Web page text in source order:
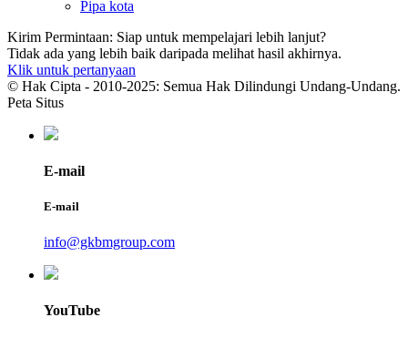
Pipa kota
Kirim Permintaan: Siap untuk mempelajari lebih lanjut?
Tidak ada yang lebih baik daripada melihat hasil akhirnya.
Klik untuk pertanyaan
© Hak Cipta - 2010-2025: Semua Hak Dilindungi Undang-Undang.
Peta Situs
E-mail
E-mail
info@gkbmgroup.com
YouTube